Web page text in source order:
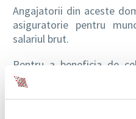
Angajatorii din aceste
asiguratorie pentru
salariul brut.
Pentru a beneficia de
trebuie sa desfasoare pe
in sectorul agricol si in